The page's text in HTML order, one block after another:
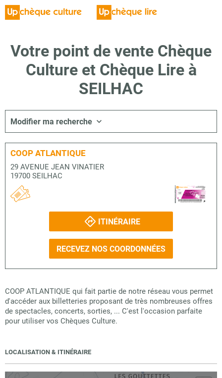
Votre point de vente Chèque
Culture et Chèque Lire à
SEILHAC
Modifier ma recherche
COOP ATLANTIQUE
29 AVENUE JEAN VINATIER
19700 SEILHAC
ITINÉRAIRE
RECEVEZ NOS COORDONNÉES
COOP ATLANTIQUE qui fait partie de notre réseau vous permet
d'accéder aux billetteries proposant de très nombreuses offres
de spectacles, concerts, sorties, ... C'est l'occasion parfaite
pour utiliser vos Chèques Culture.
LOCALISATION & ITINÉRAIRE